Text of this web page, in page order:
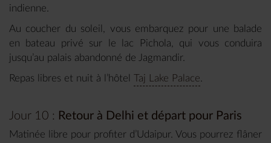
indienne.
Au coucher du soleil, vous embarquez pour une balade
en bateau privé sur le lac Pichola, qui vous conduira
jusqu’au palais abandonné de Jagmandir.
Repas libres et nuit à l’hôtel Taj Lake Palace
Jour 10 : Retour à Delhi et départ pour Paris
Matinée libre pour profiter d’Udaipur. Vous pourrez flâner